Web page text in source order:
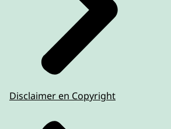
Disclaimer en Copyright